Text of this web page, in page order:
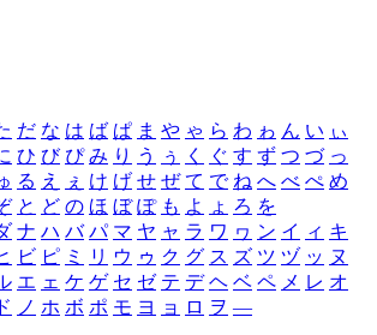
だ な は ば ぱ ま や ゃ ら わ ゎ ん い ぃ
ひ び ぴ み り う ぅ く ぐ す ず つ づ っ
る え ぇ け げ せ ぜ て で ね へ べ ぺ め
と ど の ほ ぼ ぽ も よ ょ ろ を
ナ ハ バ パ マ ヤ ャ ラ ワ ヮ ン イ ィ キ
ビ ピ ミ リ ウ ゥ ク グ ス ズ ツ ヅ ッ ヌ
エ ェ ケ ゲ セ ゼ テ デ ヘ ベ ペ メ レ オ
ド ノ ホ ボ ポ モ ヨ ョ ロ ヲ ―